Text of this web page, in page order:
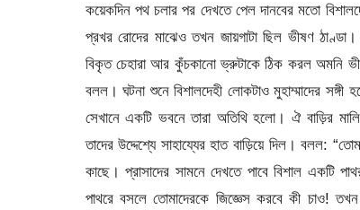
কয়েকদিন পথ চলার পর দেখতে পেল দানবের মতো
প্রখর রোদের মাঝেও তখন জায়গাটা ছিল ভীষণ
বিকৃত চেহারা আর কুঁচকানো ভ্রুটাকে ঠিক করল অমনি
বলল। ঘটনা শুনে বিশালদেহী লোকটাও মুহাম্মাদের
সেখানে একটি ভবনে তারা অতিথি হলো। ঐ বাড়ির
তাদের উদ্দেশ্যে সাহায্যের হাত বাড়িয়ে দিল। বলল:
কাছে। প্রাসাদের সামনে দেখতে পাবে বিশাল
পাথরে বসলে তোমাদেরকে জিজ্ঞেস করবে কী চাও!